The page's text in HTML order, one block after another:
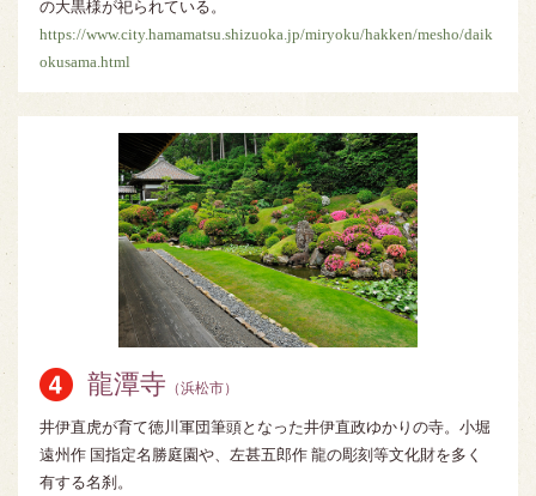
の大黒様が祀られている。
https://www.city.hamamatsu.shizuoka.jp/miryoku/hakken/mesho/daik
okusama.html
龍潭寺 （浜松市）
井伊直虎が育て徳川軍団筆頭となった井伊直政ゆかりの寺。小堀
遠州作 国指定名勝庭園や、左甚五郎作 龍の彫刻等文化財を多く
有する名刹。